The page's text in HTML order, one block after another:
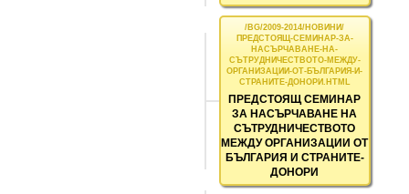
ПРЕДСТОЯЩ СЕМИНАР
ЗА НАСЪРЧАВАНЕ НА
СЪТРУДНИЧЕСТВОТО
МЕЖДУ ОРГАНИЗАЦИИ ОТ
БЪЛГАРИЯ И СТРАНИТЕ-
ДОНОРИ